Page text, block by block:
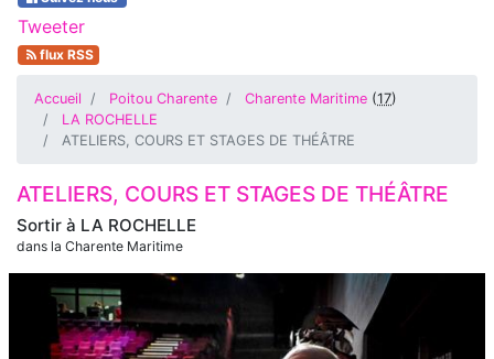
Tweeter
flux RSS
Accueil Poitou Charente Charente Maritime (17)
LA ROCHELLE
ATELIERS, COURS ET STAGES DE THÉÂTRE
Sortir à LA ROCHELLE
dans la Charente Maritime
ATELIERS, COURS ET STAGES DE THÉÂTRE